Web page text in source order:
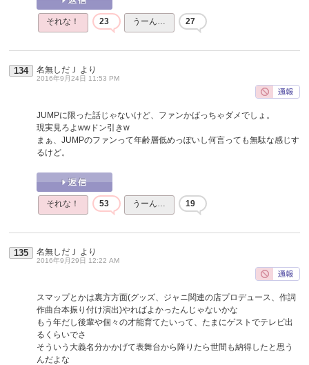
それな！ 23 うーん… 27
134 名無しだＪ より
2016年9月24日 11:53 PM
JUMPに限った話じゃないけど、ファンかばっちゃダメでしょ。
現実見ろよwwドン引きw
まぁ、JUMPのファンって年齢層低めっぽいし何言っても無駄な感じす
るけど。
それな！ 53 うーん… 19
135 名無しだＪ より
2016年9月29日 12:22 AM
スマップとかは裏方方面(グッズ、ジャニ関連の店プロデュース、作詞
作曲台本振り付け演出)やればよかったんじゃないかな
もう年だし後輩や個々の才能育てたいって、たまにゲストでテレビ出
るくらいでさ
そういう大義名分かかげて表舞台から降りたら世間も納得したと思う
んだよな